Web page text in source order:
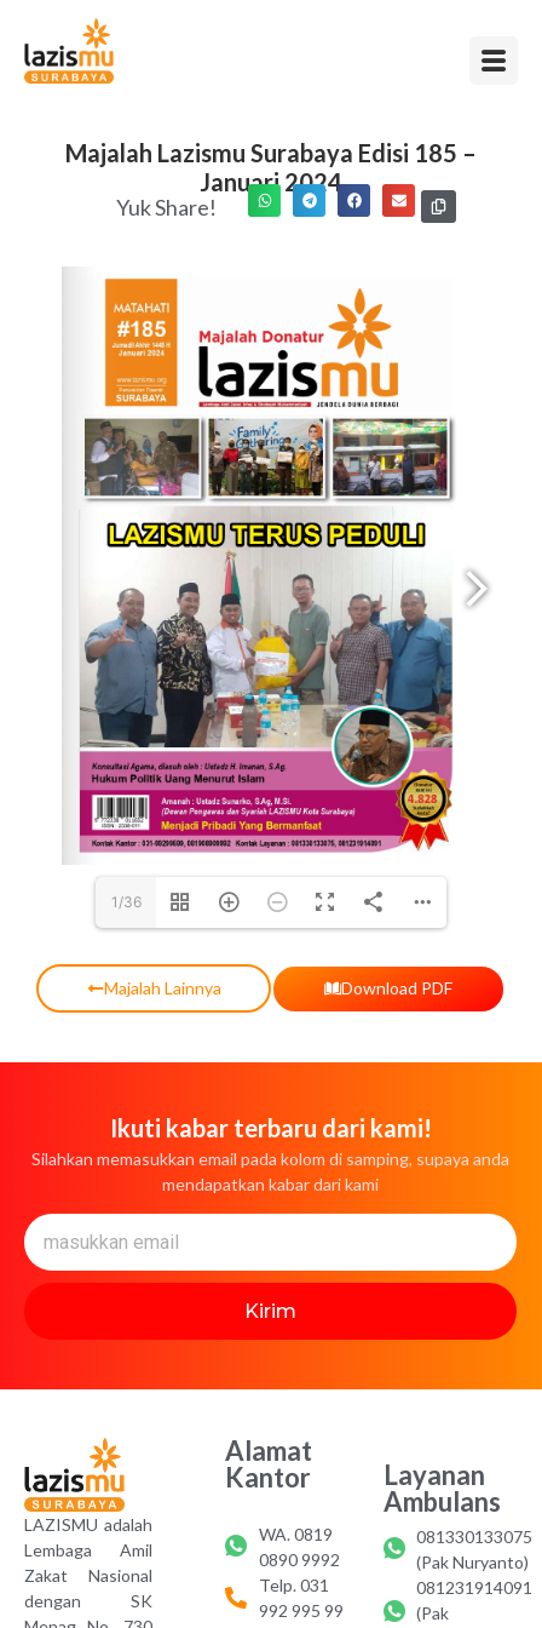
Majalah Lazismu Surabaya Edisi 185 –
Januari 2024
Yuk Share!
1/36
Majalah Lainnya Download PDF
Ikuti kabar terbaru dari kami!
Silahkan memasukkan email pada kolom di samping, supaya anda
mendapatkan kabar dari kami
Kirim
LAZISMU adalah
Lembaga Amil
Zakat Nasional
dengan SK
Alamat
Kantor
WA. 0819
0890 9992
Telp. 031
992 995 99
Layanan
Ambulans
081330133075
(Pak Nuryanto)
081231914091
(Pak